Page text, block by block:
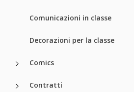
Comunicazioni in classe
Decorazioni per la classe
Comics
Contratti